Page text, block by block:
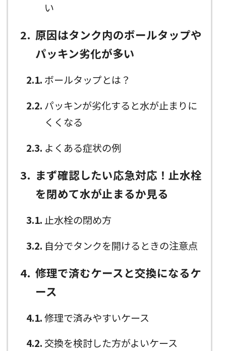
い
2
原因はタンク内のボールタップや
パッキン劣化が多い
2.1 ボールタップとは？
2.2 パッキンが劣化すると水が止まりに
くくなる
2.3 よくある症状の例
3
まず確認したい応急対応！止水栓
を閉めて水が止まるか見る
3.1 止水栓の閉め方
3.2 自分でタンクを開けるときの注意点
4 修理で済むケースと交換になるケ
ース
4.1 修理で済みやすいケース
4.2 交換を検討した方がよいケース